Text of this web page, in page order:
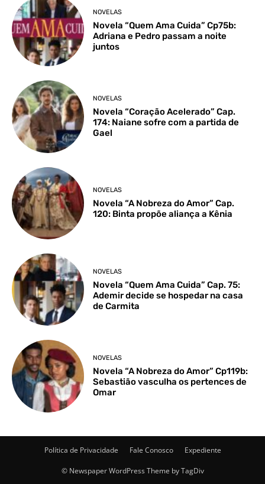
NOVELAS
Novela “Quem Ama Cuida” Cp75b:
Adriana e Pedro passam a noite
juntos
NOVELAS
Novela “Coração Acelerado” Cap.
174: Naiane sofre com a partida de
Gael
NOVELAS
Novela “A Nobreza do Amor” Cap.
120: Binta propõe aliança a Kênia
NOVELAS
Novela “Quem Ama Cuida” Cap. 75:
Ademir decide se hospedar na casa
de Carmita
NOVELAS
Novela “A Nobreza do Amor” Cp119b:
Sebastião vasculha os pertences de
Omar
Política de Privacidade Fale Conosco Expediente
© Newspaper WordPress Theme by TagDiv